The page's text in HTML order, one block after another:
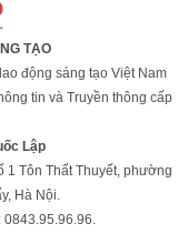
TẠO
động sáng tạo Việt Nam
tin và Truyền thông cấp
Lập
1 Tôn Thất Thuyết, phường
Hà Nội.